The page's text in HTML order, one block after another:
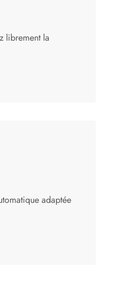
librement la
adaptée